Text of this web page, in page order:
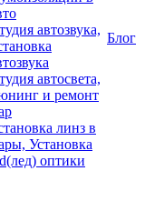
автозвука,
автосвета,
и ремонт
линз в
Установка
оптики
Блог